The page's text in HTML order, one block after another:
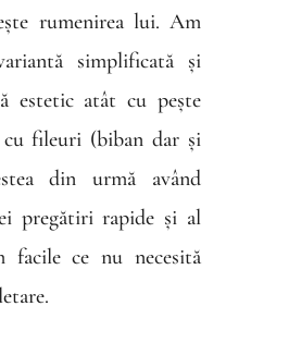
rumenirea lui. Am
simplificată și
estetic atât cu pește
fileuri (biban dar și
din urmă având
pregătiri rapide și al
facile ce nu necesită